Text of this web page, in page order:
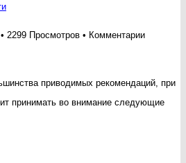
• 2299 Просмотров • Комментариик
приводимых рекомендаций, при
принимать во внимание следующие